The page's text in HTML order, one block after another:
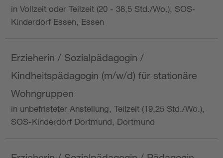
in Vollzeit oder Teilzeit (20 - 38,5 Std./Wo.), SOS-
Kinderdorf Essen, Essen
Erzieherin / Sozialpädagogin /
Kindheitspädagogin (m/w/d) für stationäre
Wohngruppen
in unbefristeter Anstellung, Teilzeit (19,25 Std./Wo.),
SOS-Kinderdorf Dortmund, Dortmund